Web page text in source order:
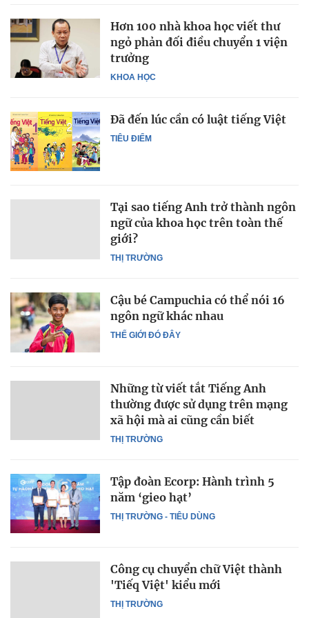
KHOA HỌC
Hơn 100 nhà khoa học viết thư
ngỏ phản đối điều chuyển 1 viện
trưởng
TIÊU ĐIỂM
Đã đến lúc cần có luật tiếng Việt
THỊ TRƯỜNG
Tại sao tiếng Anh trở thành ngôn
ngữ của khoa học trên toàn thế
giới?
THẾ GIỚI ĐÓ ĐÂY
Cậu bé Campuchia có thể nói 16
ngôn ngữ khác nhau
THỊ TRƯỜNG
Những từ viết tắt Tiếng Anh
thường được sử dụng trên mạng
xã hội mà ai cũng cần biết
THỊ TRƯỜNG - TIÊU DÙNG
Tập đoàn Ecorp: Hành trình 5
năm ‘gieo hạt’
THỊ TRƯỜNG
Công cụ chuyển chữ Việt thành
'Tiếq Việt' kiểu mới